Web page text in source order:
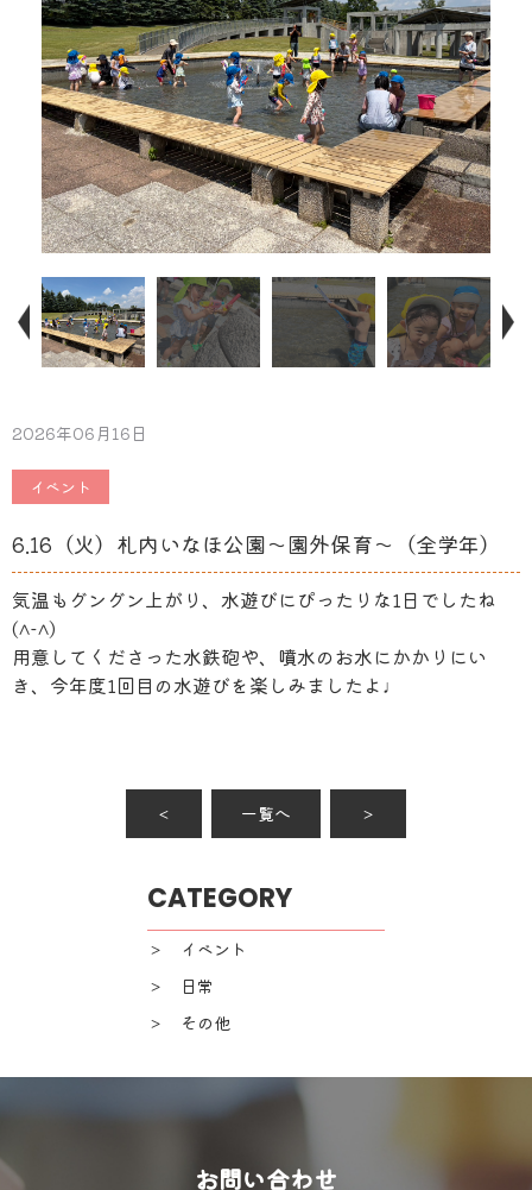
2026年06月16日
イベント
6.16（火）札内いなほ公園〜園外保育〜（全学年）
気温もグングン上がり、水遊びにぴったりな1日でしたね
(^-^)
用意してくださった水鉄砲や、噴水のお水にかかりにい
き、今年度1回目の水遊びを楽しみましたよ♩
＜ 一覧へ ＞
CATEGORY
＞ イベント
＞ 日常
＞ その他
お問い合わせ